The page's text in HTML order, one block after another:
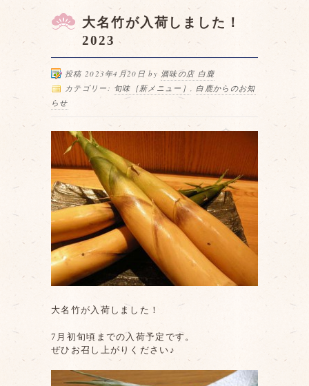
大名竹が入荷しました！
2023
投稿 2023年4月20日 by 酒味の店 白鹿
カテゴリー: 旬味［新メニュー］ , 白鹿からのお知
らせ
大名竹が入荷しました！
7月初旬頃までの入荷予定です。
ぜひお召し上がりください♪